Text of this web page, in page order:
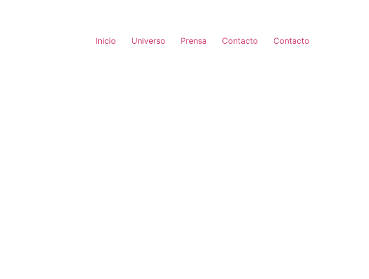
Inicio
Universo Prensa Contacto Contacto